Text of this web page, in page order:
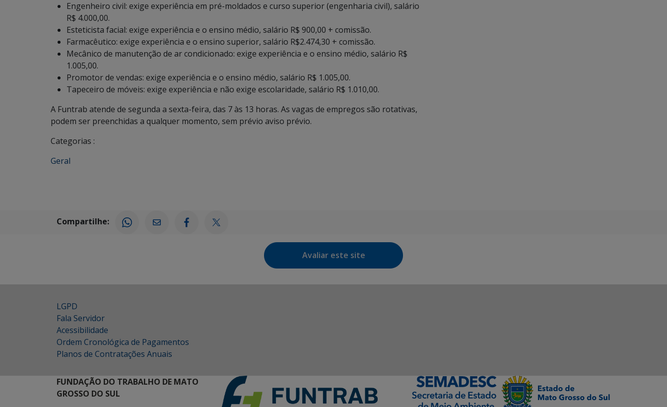
Engenheiro civil: exige experiência em pré-moldados e curso superior (engenharia civil), salário
R$ 4.000,00.
Esteticista facial: exige experiência e o ensino médio, salário R$ 900,00 + comissão.
Farmacêutico: exige experiência e o ensino superior, salário R$2.474,30 + comissão.
Mecânico de manutenção de ar condicionado: exige experiência e o ensino médio, salário R$
1.005,00.
Promotor de vendas: exige experiência e o ensino médio, salário R$ 1.005,00.
Tapeceiro de móveis: exige experiência e não exige escolaridade, salário R$ 1.010,00.
A Funtrab atende de segunda a sexta-feira, das 7 às 13 horas. As vagas de empregos são rotativas,
podem ser preenchidas a qualquer momento, sem prévio aviso prévio.
Categorias :
Geral
Compartilhe:
Avaliar este site
LGPD
Fala Servidor
Acessibilidade
Ordem Cronológica de Pagamentos
Planos de Contratações Anuais
FUNDAÇÃO DO TRABALHO DE MATO
GROSSO DO SUL